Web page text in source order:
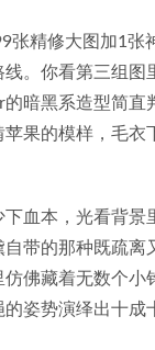
张精修大图加1
。你看第三组
暗黑系造型简
果的模样，毛
血本，光看背
带的那种既疏
佛藏着无数个
姿势演绎出十